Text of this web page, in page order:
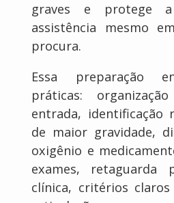
graves e protege
assistência mesmo
procura.
Essa preparação
práticas:
entrada, identificação
de maior gravidade,
oxigênio e
exames, retaguarda
clínica, critérios